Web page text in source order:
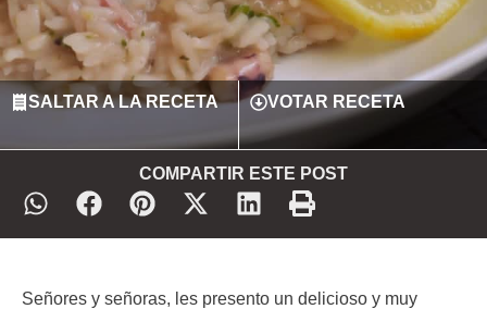
SALTAR A LA RECETA VOTAR RECETA
COMPARTIR ESTE POST
Señores y señoras, les presento un delicioso y muy